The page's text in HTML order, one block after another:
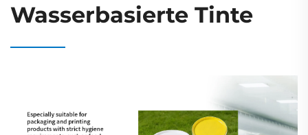
Wasserbasierte Tinte